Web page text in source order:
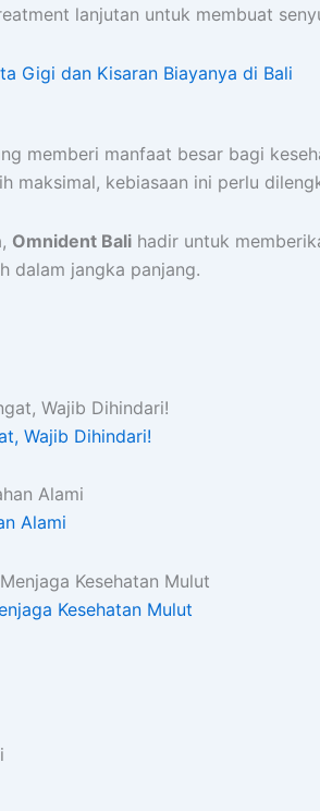
lanjutan untuk membuat
Gigi dan Kisaran Biayanya di Bali
memberi manfaat besar bagi
maksimal, kebiasaan ini perlu
Omnident Bali hadir untuk
dalam jangka panjang.
Wajib Dihindari!
Alami
Kesehatan Mulut